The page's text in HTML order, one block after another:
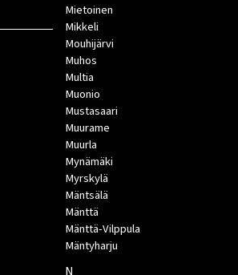
Mietoinen
Mikkeli
Mouhijärvi
Muhos
Multia
Muonio
Mustasaari
Muurame
Muurla
Mynämäki
Myrskylä
Mäntsälä
Mänttä
Mänttä-Vilppula
Mäntyharju